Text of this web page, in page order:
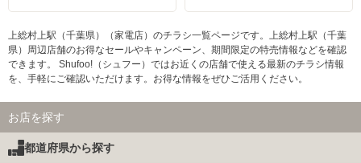
上総村上駅（千葉県）（家電店）のチラシ一覧ページです。上総村上駅（千葉
県）周辺店舗のお得なセールやキャンペーン、期間限定の特売情報などを確認
できます。 Shufoo!（シュフー）ではお近くの店舗で使える最新のチラシ情報
を、手軽にご確認いただけます。お得な情報をぜひご活用ください。
お店を探す
都道府県から探す